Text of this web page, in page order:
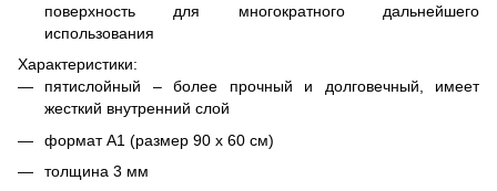
поверхность для многократного дальнейшего
использования
Характеристики:
пятислойный – более прочный и долговечный, имеет
жесткий внутренний слой
формат А1 (размер 90 х 60 см)
толщина 3 мм